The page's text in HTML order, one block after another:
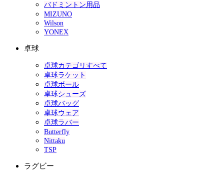
バドミントン用品
MIZUNO
Wilson
YONEX
卓球
卓球カテゴリすべて
卓球ラケット
卓球ボール
卓球シューズ
卓球バッグ
卓球ウェア
卓球ラバー
Butterfly
Nittaku
TSP
ラグビー